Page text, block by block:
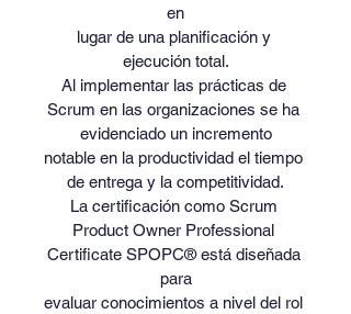
en
lugar de una planificación y
ejecución total.
Al implementar las prácticas de
Scrum en las organizaciones se ha
evidenciado un incremento
notable en la productividad el tiempo
de entrega y la competitividad.
La certificación como Scrum
Product Owner Professional
Certificate SPOPC® está diseñada
para
evaluar conocimientos a nivel del rol